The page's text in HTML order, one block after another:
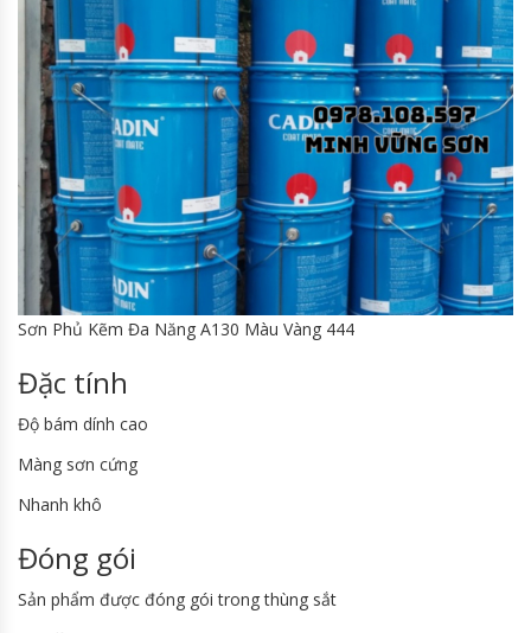
Sơn Phủ Kẽm Đa Năng A130 Màu Vàng 444
Đặc tính
Độ bám dính cao
Màng sơn cứng
Nhanh khô
Đóng gói
Sản phẩm được đóng gói trong thùng sắt